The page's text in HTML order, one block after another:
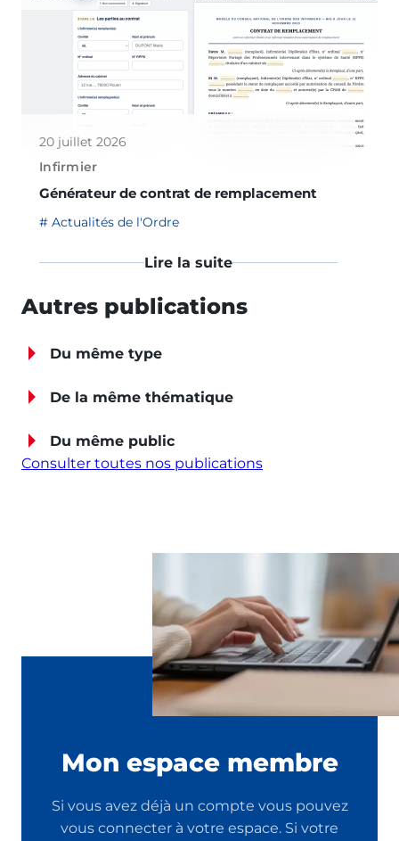
20 juillet 2026
Infirmier
Générateur de contrat de remplacement
Actualités de l'Ordre
Lire la suite
Autres publications
Du même type
De la même thématique
Du même public
Consulter toutes nos publications
Mon espace membre
Si vous avez déjà un compte vous pouvez
vous connecter à votre espace. Si votre